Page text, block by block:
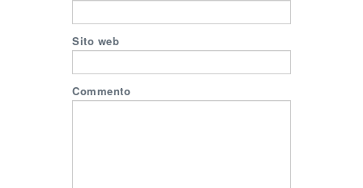
Sito web
Commento